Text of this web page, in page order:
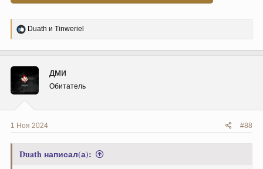
Р
е
ц
и
и
:
Duath и Tinweriel
дми
Обитатель
1 Ноя 2024 #88
Duath написал(а):